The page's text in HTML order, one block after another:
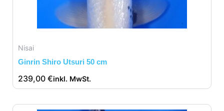
Nisai
Ginrin Shiro Utsuri 50 cm
239,00 €inkl. MwSt.